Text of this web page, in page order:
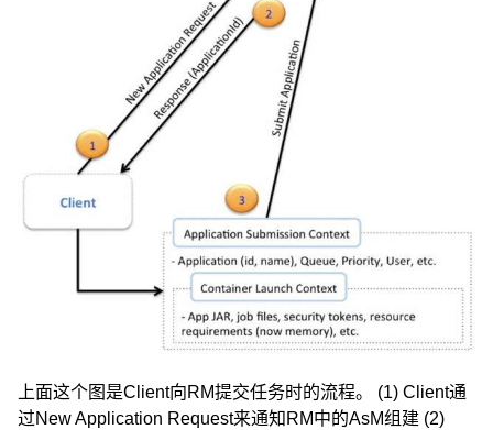
上面这个图是Client向RM提交任务时的流程。 (1) Client通
过New Application Request来通知RM中的AsM组建 (2)